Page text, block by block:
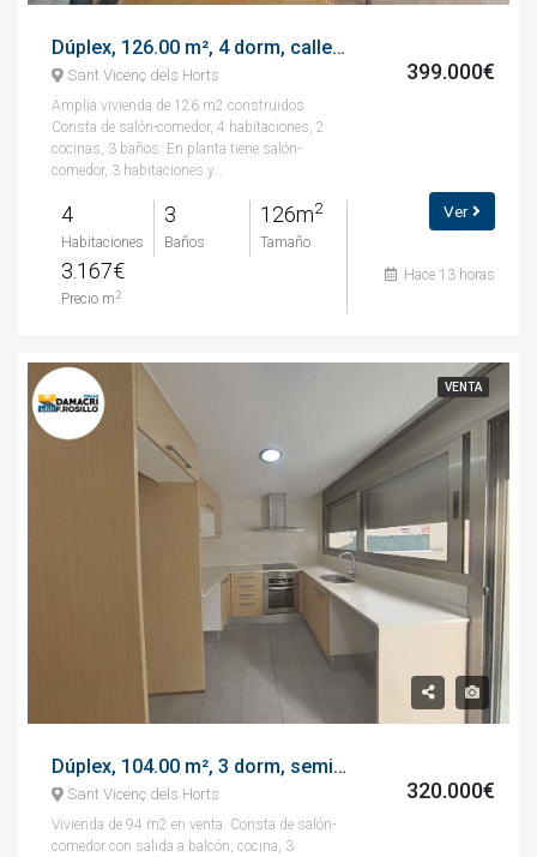
Dúplex, 126.00 m², 4 dorm, calle de barcelona
Sant Vicenç dels Horts
Amplia vivienda de 126 m2 construidos
Consta de salón-comedor, 4 habitaciones, 2
cocinas, 3 baños. En planta tiene salón-
comedor, 3 habitaciones y...
4
Habitaciones
3
Baños
126m2
Tamaño
3.167€
Precio m 2
399.000€
Ver
Hace 13 horas
VENTA
Dúplex, 104.00 m², 3 dorm, seminuevo, avenida del ferrocarril
Sant Vicenç dels Horts
Vivienda de 94 m2 en venta. Consta de salón-
comedor con salida a balcón, cocina, 3
320.000€